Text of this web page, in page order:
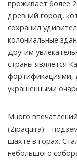
проживает более
древний город,
сохранил
колониальные
Другим
страны является
фортификациями,
украшенными
Много
(Zipaquira) –
шахте в горах.
небольшого